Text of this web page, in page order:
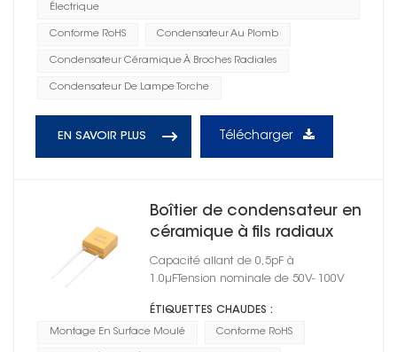
Électrique
Conforme RoHS Condensateur Au Plomb
Condensateur Céramique À Broches Radiales
Condensateur De Lampe Torche
EN SAVOIR PLUS Télécharger
Boîtier de condensateur en
céramique à fils radiaux
moulés à montage en
surface, taille 05
Capacité allant de 0,5pF à
1.0μFTension nominale de 50V- 100V
ÉTIQUETTES CHAUDES :
Montage En Surface Moulé Conforme RoHS